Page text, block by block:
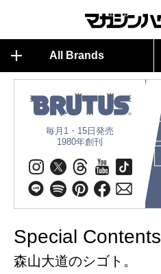
All Brands
毎月1・15日発売
1980年創刊
Special Contents
森山大道のシゴト。